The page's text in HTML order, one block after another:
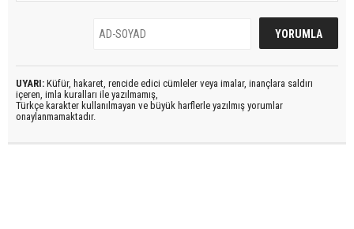
UYARI: Küfür, hakaret, rencide edici cümleler veya imalar, inançlara saldırı
içeren, imla kuralları ile yazılmamış,
Türkçe karakter kullanılmayan ve büyük harflerle yazılmış yorumlar
onaylanmamaktadır.